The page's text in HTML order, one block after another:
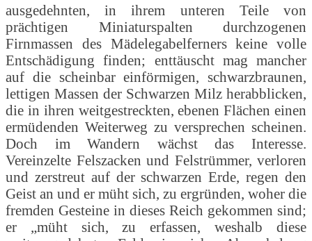
ausgedehnten, in ihrem unteren Teile von
prächtigen Miniaturspalten durchzogenen
Firnmassen des Mädelegabelferners keine volle
Entschädigung finden; enttäuscht mag mancher
auf die scheinbar einförmigen, schwarzbraunen,
lettigen Massen der Schwarzen Milz herabblicken,
die in ihren weitgestreckten, ebenen Flächen einen
ermüdenden Weiterweg zu versprechen scheinen.
Doch im Wandern wächst das Interesse.
Vereinzelte Felszacken und Felstrümmer, verloren
und zerstreut auf der schwarzen Erde, regen den
Geist an und er müht sich, zu ergründen, woher die
fremden Gesteine in dieses Reich gekommen sind;
er „müht sich, zu erfassen, weshalb diese